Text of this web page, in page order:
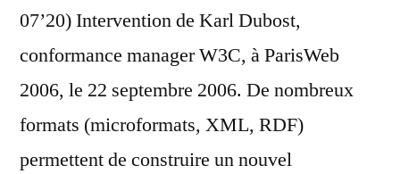
07’20) Intervention de Karl Dubost,
conformance manager W3C, à ParisWeb
2006, le 22 septembre 2006. De nombreux
formats (microformats, XML, RDF)
permettent de construire un nouvel